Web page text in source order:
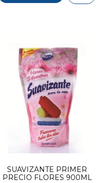
SUAVIZANTE PRIMER
PRECIO FLORES 900ML